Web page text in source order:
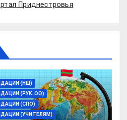
Приднестровья
(НШ)
(РУК. ОО)
(СПО)
(УЧИТЕЛЯМ)